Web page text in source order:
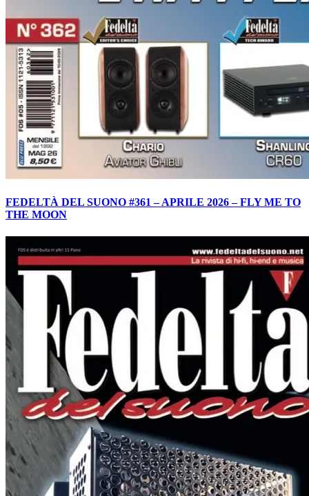
FEDELTÀ DEL SUONO #361 – APRILE 2026 – FLY ME TO
THE MOON